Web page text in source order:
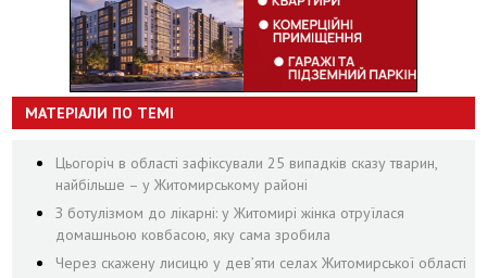
МАТЕРІАЛИ ПО ТЕМІ
Цьогоріч в області зафіксували 25 випадків сказу тварин,
найбільше – у Житомирському районі
З ботулізмом до лікарні: у Житомирі жінка отруїлася
домашньою ковбасою, яку сама зробила
Через скажену лисицю у дев’яти селах Житомирської області